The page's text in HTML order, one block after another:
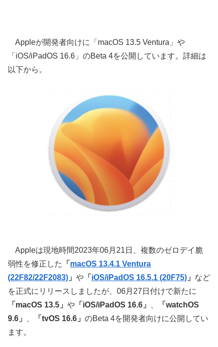
Appleが開発者向けに「macOS 13.5 Ventura」や
「iOS/iPadOS 16.6」のBeta 4を公開しています。詳細は
以下から。
Appleは現地時間2023年06月21日、複数のゼロデイ脆
弱性を修正した
「 macOS 13.4.1 Ventura
(22F82/22F2083) 」 や 「 iOS/iPadOS 16.5.1 (20F75) 」 など
を正式にリリースしましたが、06月27日付けで新たに
「macOS 13.5」 や 「iOS/iPadOS 16.6」
「watchOS
9.6」
「tvOS 16.6」 のBeta 4を開発者向けに公開してい
ます。